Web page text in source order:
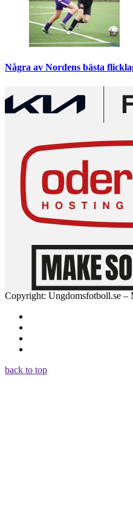
Några av Nordens bästa
Copyright: Ungdomsfotboll.se –
back to top